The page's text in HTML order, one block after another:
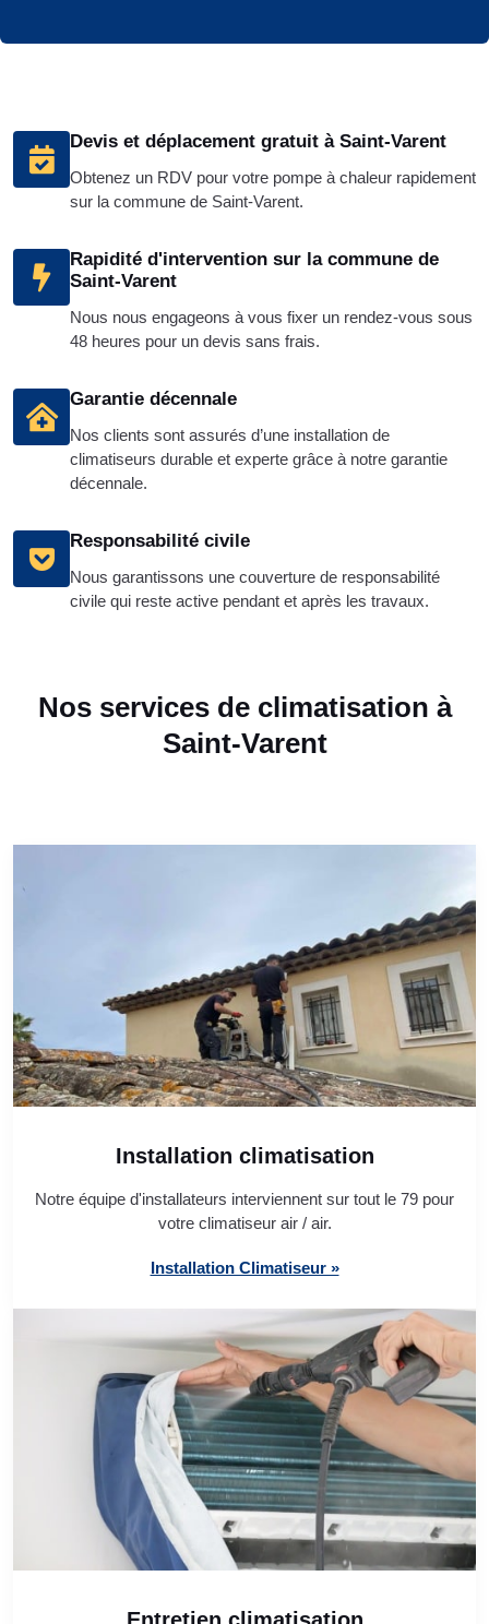
Devis et déplacement gratuit à Saint-Varent
Obtenez un RDV pour votre pompe à chaleur rapidement
sur la commune de Saint-Varent.
Rapidité d'intervention sur la commune de
Saint-Varent
Nous nous engageons à vous fixer un rendez-vous sous
48 heures pour un devis sans frais.
Garantie décennale
Nos clients sont assurés d’une installation de
climatiseurs durable et experte grâce à notre garantie
décennale.
Responsabilité civile
Nous garantissons une couverture de responsabilité
civile qui reste active pendant et après les travaux.
Nos services de climatisation à
Saint-Varent
Installation climatisation
Notre équipe d'installateurs interviennent sur tout le 79 pour
votre climatiseur air / air.
Installation Climatiseur »